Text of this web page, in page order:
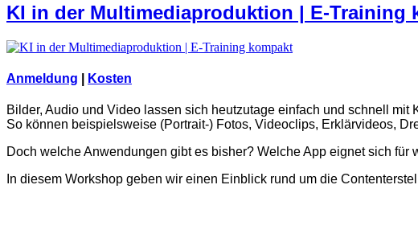
KI in der Multimediaproduktion | E-Training
Anmeldung Kosten
Bilder, Audio und Video lassen sich heutzutage einfach und schnell
So können beispielsweise (Portrait-) Fotos, Videoclips, Erklärvideos,
Doch welche Anwendungen gibt es bisher? Welche App eignet sich
In diesem Workshop geben wir einen Einblick rund um die